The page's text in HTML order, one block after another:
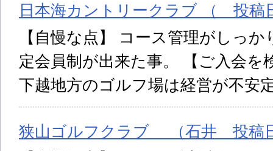
日本海カントリークラブ （ 投稿
【自慢な点】 コース管理がしっ
定会員制が出来た事。 【ご入会を
下越地方のゴルフ場は経営が不安
狭山ゴルフクラブ （石井 投稿